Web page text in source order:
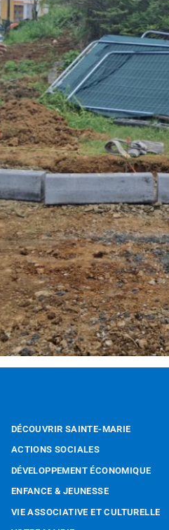
DÉCOUVRIR SAINTE-MARIE
ACTIONS SOCIALES
DÉVELOPPEMENT ÉCONOMIQUE
ENFANCE & JEUNESSE
VIE ASSOCIATIVE ET CULTURELLE